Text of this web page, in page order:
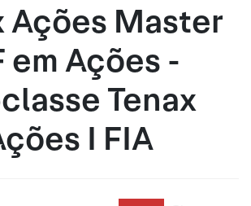
Ações Master
em Ações -
Tenax
I FIA